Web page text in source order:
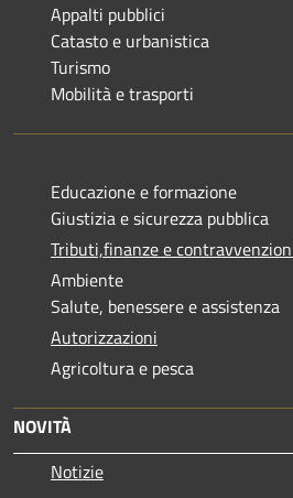
Appalti pubblici
Catasto e urbanistica
Turismo
Mobilità e trasporti
Educazione e formazione
Giustizia e sicurezza pubblica
Tributi,finanze e
Ambiente
Salute, benessere e assistenza
Autorizzazioni
Agricoltura e pesca
NOVITÀ
Notizie